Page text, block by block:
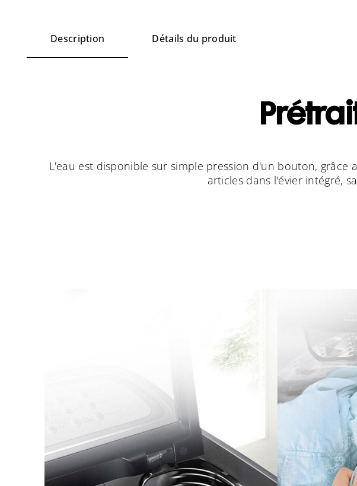
Description Détails du produit
L'eau est disponible sur simple pression d'un bouton,
articles dans l'évier intégré,